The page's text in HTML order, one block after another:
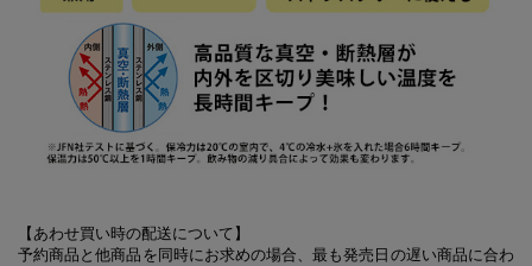
【あわせ買い時の配送について】
予約商品と他商品を同時にお求めの場合、最も発売日の遅い商品に合わ